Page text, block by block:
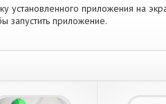
установленного приложения на
запустить приложение.